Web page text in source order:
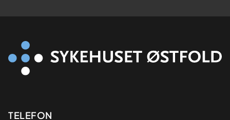
TELEFON